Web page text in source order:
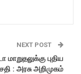
NEXT POST
மாறுதலுக்கு புதிய
: அரசு அறிமுகம்